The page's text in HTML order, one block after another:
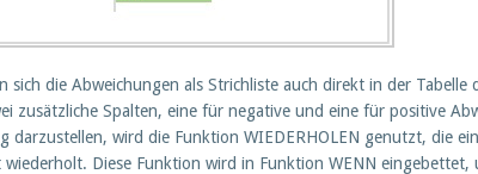
sich die Abweichungen als Strichliste auch direkt in der Tabelle
zusätzliche Spalten, eine für negative und eine für positive
darzustellen, wird die Funktion WIEDERHOLEN genutzt, die
Diese Funktion wird in Funktion WENN eingebettet,